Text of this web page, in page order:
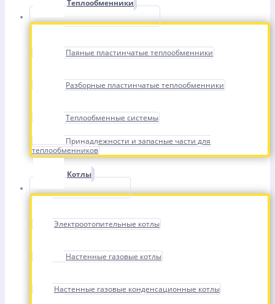
Теплообменники
Паяные пластинчатые теплообменники
Разборные пластинчатые теплообменники
Теплообменные системы
Принадлежности и запасные части для
теплообменников
Котлы
Электроотопительные котлы
Настенные газовые котлы
Настенные газовые конденсационные котлы